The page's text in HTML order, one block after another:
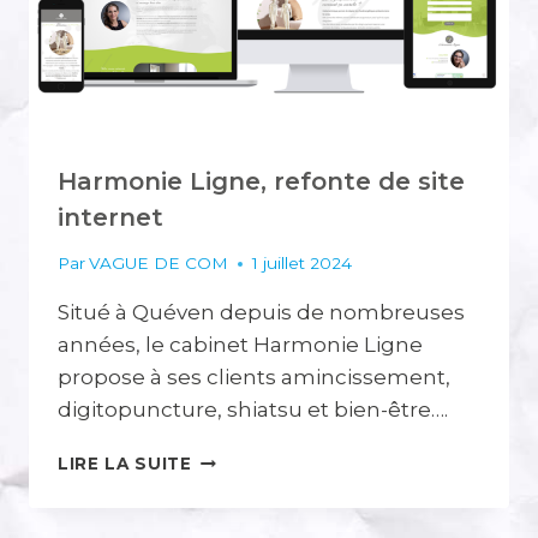
Harmonie Ligne, refonte de site
internet
ParVAGUE DE COM 1 juillet 2024
Situé à Quéven depuis de nombreuses
années, le cabinet Harmonie Ligne
propose à ses clients amincissement,
digitopuncture, shiatsu et bien-être….
LIRE LA SUITE HARMONIE
REFONTE